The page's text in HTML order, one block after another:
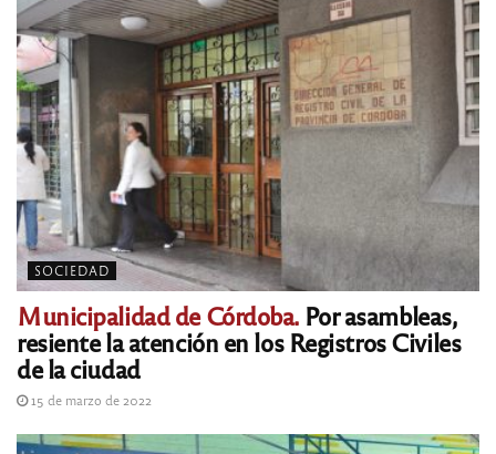
SOCIEDAD
Municipalidad de Córdoba. Por asambleas,
resiente la atención en los Registros Civiles
de la ciudad
15 de marzo de 2022